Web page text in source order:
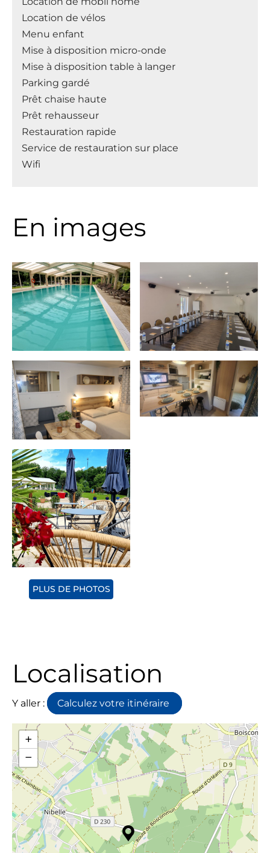
Location de vélos
Menu enfant
Mise à disposition micro-onde
Mise à disposition table à langer
Parking gardé
Prêt chaise haute
Prêt rehausseur
Restauration rapide
Service de restauration sur place
Wifi
En images
PLUS DE PHOTOS
Localisation
Y aller : Calculez votre itinéraire
+
−